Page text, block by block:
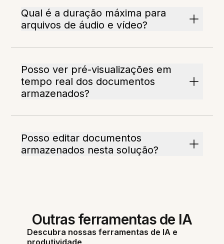
Qual é a duração máxima para
arquivos de áudio e vídeo?
Posso ver pré-visualizações em
tempo real dos documentos
armazenados?
Posso editar documentos
armazenados nesta solução?
Outras ferramentas de IA
Descubra nossas ferramentas de IA e